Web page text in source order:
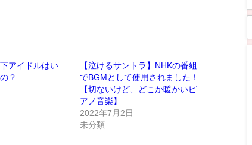
アイドルはい
？
【泣けるサントラ】NHKの番組
でBGMとして使用されました！
【切ないけど、どこか暖かいピ
アノ音楽】
2022年7月2日
未分類